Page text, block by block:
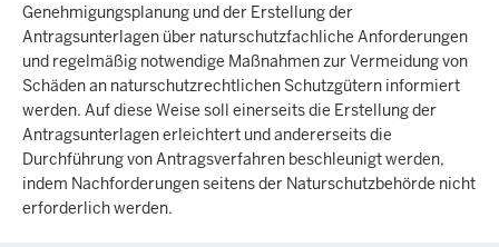
Genehmigungsplanung und der Erstellung der
Antragsunterlagen über naturschutzfachliche Anforderungen
und regelmäßig notwendige Maßnahmen zur Vermeidung von
Schäden an naturschutzrechtlichen Schutzgütern informiert
werden. Auf diese Weise soll einerseits die Erstellung der
Antragsunterlagen erleichtert und andererseits die
Durchführung von Antragsverfahren beschleunigt werden,
indem Nachforderungen seitens der Naturschutzbehörde nicht
erforderlich werden.